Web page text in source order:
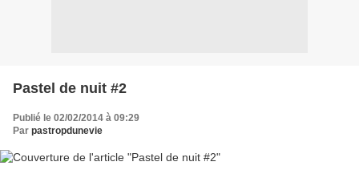
Pastel de nuit #2
Publié le 02/02/2014 à 09:29
Par pastropdunevie